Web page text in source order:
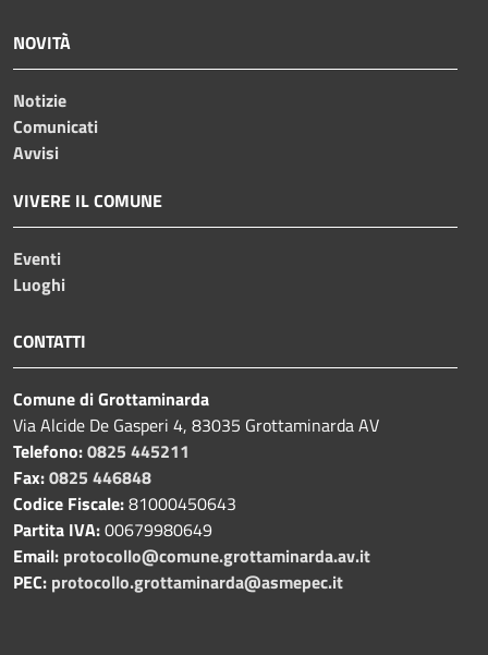
NOVITÀ
Notizie
Comunicati
Avvisi
VIVERE IL COMUNE
Eventi
Luoghi
CONTATTI
Comune di Grottaminarda
Via Alcide De Gasperi 4, 83035 Grottaminarda AV
Telefono:0825 445211
Fax:0825 446848
Codice Fiscale:81000450643
Partita IVA:00679980649
Email: protocollo@comune.grottaminarda.av.it
PEC: protocollo.grottaminarda@asmepec.it